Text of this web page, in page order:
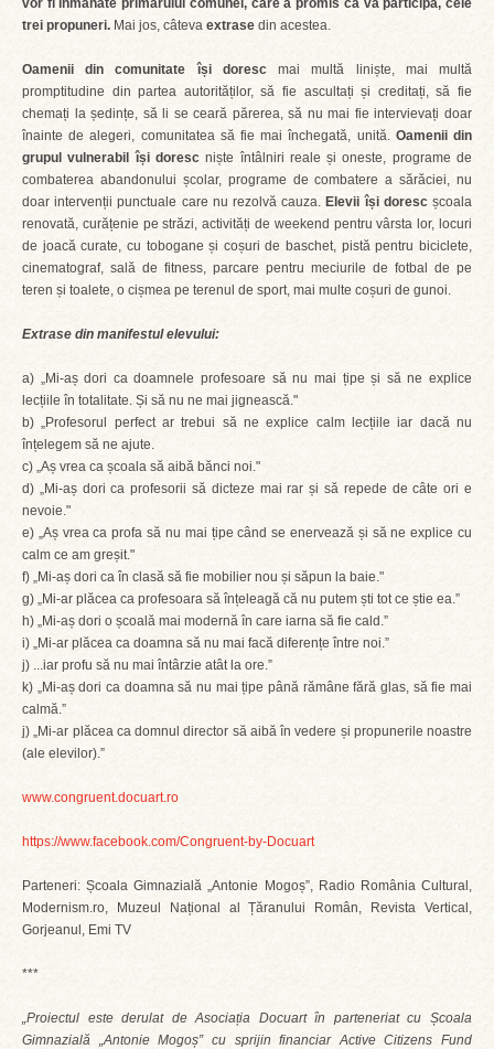
vor fi înmânate primarului comunei, care a promis că va participa, cele
trei propuneri. Mai jos, câteva extrase din acestea.
Oamenii din comunitate își dorescmai multă liniște, mai multă
promptitudine din partea autorităților, să fie ascultați și creditați, să fie
chemați la ședințe, să li se ceară părerea, să nu mai fie intervievați doar
înainte de alegeri, comunitatea să fie mai închegată, unită. Oamenii din
grupul vulnerabil își dorescniște întâlniri reale și oneste, programe de
combaterea abandonului școlar, programe de combatere a sărăciei, nu
doar intervenții punctuale care nu rezolvă cauza. Elevii își dorescșcoala
renovată, curățenie pe străzi, activități de weekend pentru vârsta lor, locuri
de joacă curate, cu tobogane și coșuri de baschet, pistă pentru biciclete,
cinematograf, sală de fitness, parcare pentru meciurile de fotbal de pe
teren și toalete, o cișmea pe terenul de sport, mai multe coșuri de gunoi.
Extrase din manifestul elevului:
a) „Mi-aș dori ca doamnele profesoare să nu mai țipe și să ne explice
lecțiile în totalitate. Și să nu ne mai jignească."
b) „Profesorul perfect ar trebui să ne explice calm lecțiile iar dacă nu
înțelegem să ne ajute.
c) „Aș vrea ca școala să aibă bănci noi."
d) „Mi-aș dori ca profesorii să dicteze mai rar și să repede de câte ori e
nevoie."
e) „Aș vrea ca profa să nu mai țipe când se enervează și să ne explice cu
calm ce am greșit."
f) „Mi-aș dori ca în clasă să fie mobilier nou și săpun la baie."
g) „Mi-ar plăcea ca profesoara să înțeleagă că nu putem ști tot ce știe ea.”
h) „Mi-aș dori o școală mai modernă în care iarna să fie cald.”
i) „Mi-ar plăcea ca doamna să nu mai facă diferențe între noi.”
j) ...iar profu să nu mai întârzie atât la ore.”
k) „Mi-aș dori ca doamna să nu mai țipe până rămâne fără glas, să fie mai
calmă.”
j) „Mi-ar plăcea ca domnul director să aibă în vedere și propunerile noastre
(ale elevilor).”
www.congruent.docuart.ro
https://www.facebook.com/Congruent-by-Docuart
Parteneri: Școala Gimnazială „Antonie Mogoș”, Radio România Cultural,
Modernism.ro, Muzeul Național al Țăranului Român, Revista Vertical,
Gorjeanul, Emi TV
***
„Proiectul este derulat de Asociația Docuart în parteneriat cu Școala
Gimnazială „Antonie Mogoș” cu sprijin financiar Active Citizens Fund